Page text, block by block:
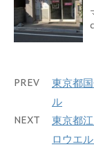
PREV
東京都
ル
NEXT
東京都
ロウエ